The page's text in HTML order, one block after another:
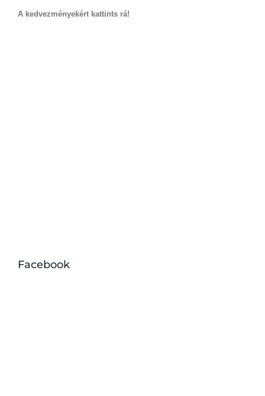
A kedvezményekért kattints rá!
Facebook